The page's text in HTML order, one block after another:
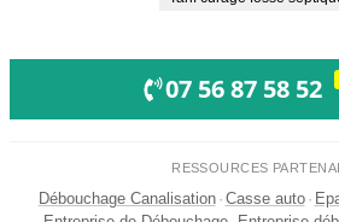
07 56 87 58 52
RESSOURCES
Débouchage Canalisation · Casse auto ·